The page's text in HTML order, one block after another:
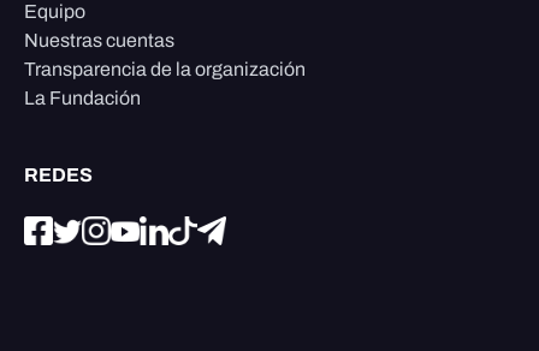
Equipo
Nuestras cuentas
Transparencia de la organización
La Fundación
REDES